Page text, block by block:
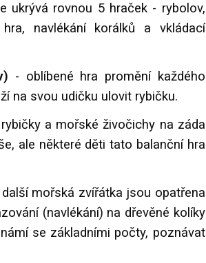
ukrývá rovnou 5 hraček - rybolov,
navlékání korálků a vkládací
- oblíbené hra promění každého
na svou udičku ulovit rybičku.
a mořské živočichy na záda
ale některé děti tato balanční hra
mořská zvířátka jsou opatřena
(navlékání) na dřevěné kolíky
se základními počty, poznávat